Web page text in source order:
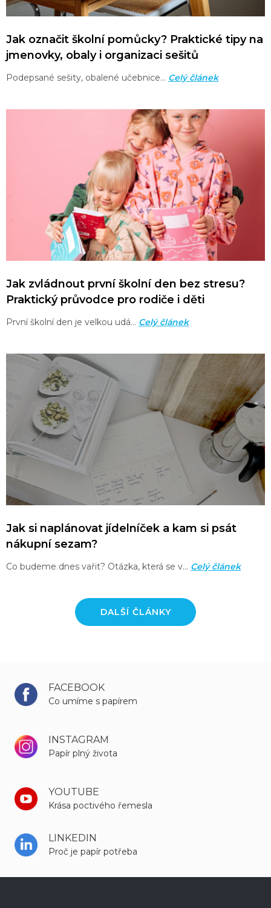
Jak označit školní pomůcky? Praktické tipy na
jmenovky, obaly i organizaci sešitů
Podepsané sešity, obalené učebnice… Celý článek
Jak zvládnout první školní den bez stresu?
Praktický průvodce pro rodiče i děti
První školní den je velkou udá… Celý článek
Jak si naplánovat jídelníček a kam si psát
nákupní sezam?
Co budeme dnes vařit? Otázka, která se v… Celý článek
DALŠÍ ČLÁNKY
FACEBOOK
Co umíme s papírem
INSTAGRAM
Papír plný života
YOUTUBE
Krása poctivého řemesla
LINKEDIN
Proč je papír potřeba